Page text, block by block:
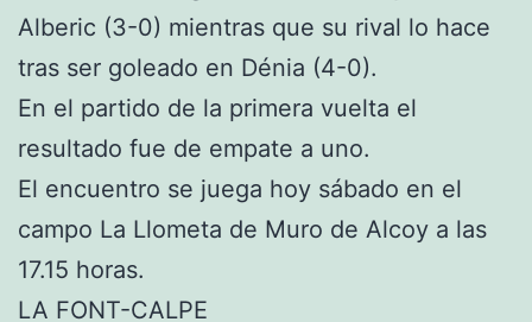
Alberic (3-0) mientras que su rival lo hace
tras ser goleado en Dénia (4-0).
En el partido de la primera vuelta el
resultado fue de empate a uno.
El encuentro se juega hoy sábado en el
campo La Llometa de Muro de Alcoy a las
17.15 horas.
LA FONT-CALPE